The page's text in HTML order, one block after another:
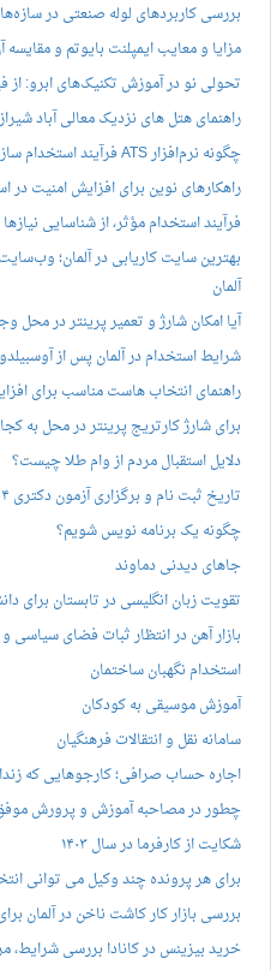
بررسی کاربردهای لوله صنعتی در
مزایا و معایب ایمپلنت بایوتم و مقایسه
تحولی نو در آموزش تکنیک‌های ابرو: از
راهنمای هتل های نزدیک معالی آباد
چگونه نرم‌افزار ATS فرآیند استخدام سازمان شما را متحول می‌کند؟
راهکارهای نوین برای افزایش امنیت در
فرآیند استخدام مؤثر، از شناسایی
بهترین سایت کاریابی در آلمان؛
آلمان
آیا امکان شارژ و تعمیر پرینتر در محل
شرایط استخدام در آلمان پس از
راهنمای انتخاب هاست مناسب برای
برای شارژ کارتریج پرینتر در محل به
دلایل استقبال مردم از وام طلا چیست؟
تاریخ ثبت نام و برگزاری آزمون دکتری ۱۴۰۴
چگونه یک برنامه نویس شویم؟
جاهای دیدنی دماوند
تقویت زبان انگلیسی در تابستان برای
بازار آهن در انتظار ثبات فضای سیاسی
استخدام نگهبان ساختمان
آموزش موسیقی به کودکان
سامانه نقل و انتقالات فرهنگیان
اجاره حساب صرافی؛ کارجوهایی که
چطور در مصاحبه‌ آموزش و پرورش
شکایت از کارفرما در سال ۱۴۰۳
برای هر پرونده چند وکیل می توانی
بررسی بازار کار کاشت ناخن در آلمان
خرید بیزینس در کانادا بررسی شرایط،